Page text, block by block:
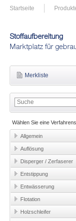
Startseite
Stoffaufbereitung
Marktplatz für
Merkliste
Wählen Sie eine
Allgemein
Auflösung
Disperger / Zerfaserer
Entstippung
Entwässerung
Flotation
Holzschleifer